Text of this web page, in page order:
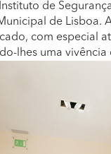
de
de
com especial
lhes uma